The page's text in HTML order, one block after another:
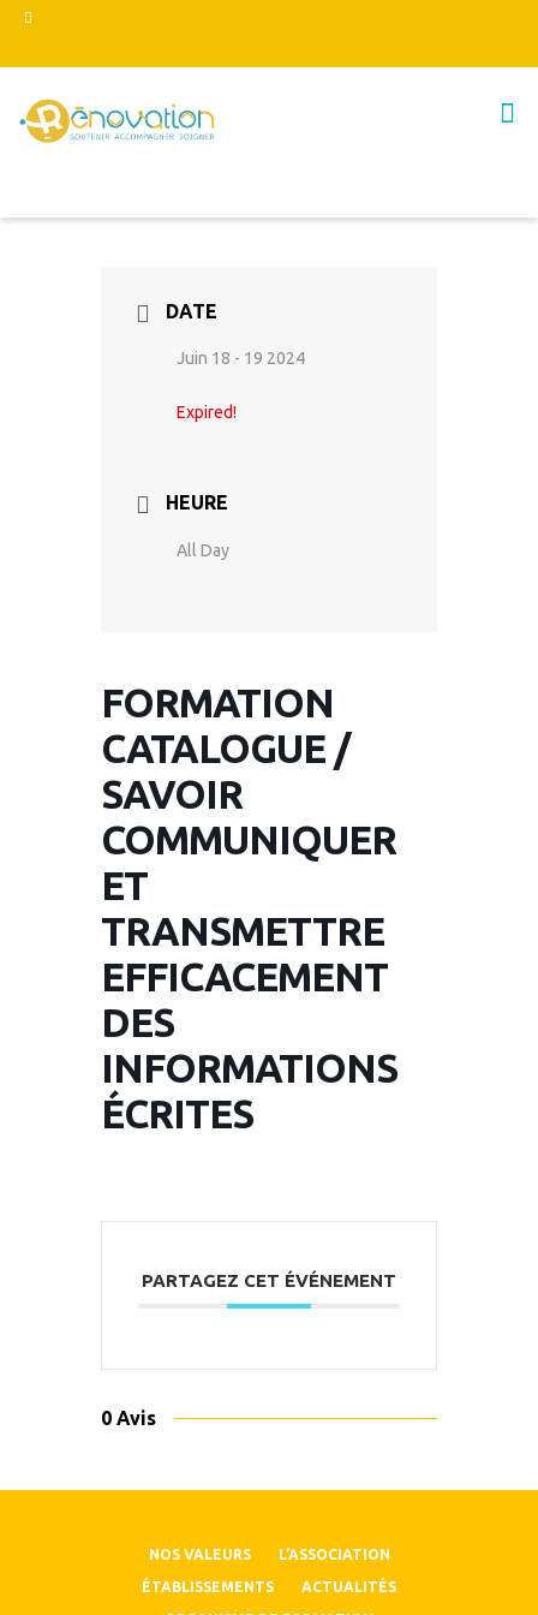
DATE
Juin 18 - 19 2024
Expired!
HEURE
All Day
FORMATION
CATALOGUE /
SAVOIR
COMMUNIQUER
ET
TRANSMETTRE
EFFICACEMENT
DES
INFORMATIONS
ÉCRITES
PARTAGEZ CET ÉVÉNEMENT
0 Avis
NOS VALEURS L’ASSOCIATION
ÉTABLISSEMENTS ACTUALITÉS